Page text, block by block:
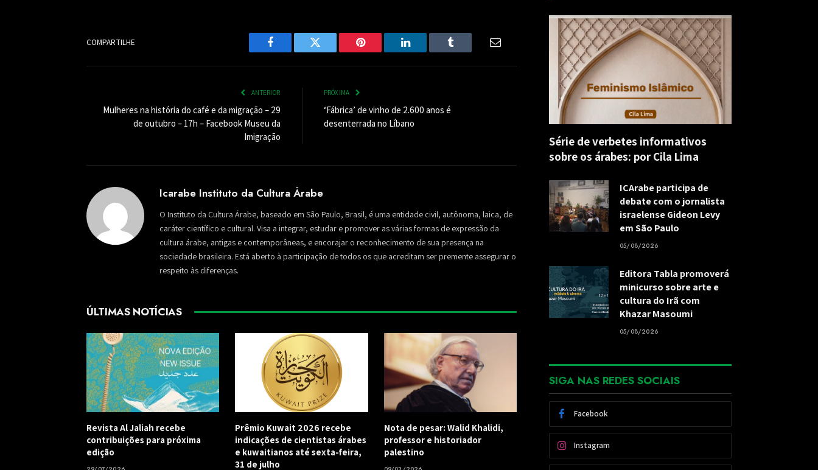
COMPARTILHE
Facebook Twitter Pinterest LinkedIn Tumblr Email
ANTERIOR
Mulheres na história do café e da migração – 29
de outubro – 17h – Facebook Museu da
Imigração
PRÓXIMA
‘Fábrica’ de vinho de 2.600 anos é
desenterrada no Líbano
Icarabe Instituto da Cultura Árabe
O Instituto da Cultura Árabe, baseado em São Paulo, Brasil, é uma entidade civil, autônoma, laica, de
caráter científico e cultural. Visa a integrar, estudar e promover as várias formas de expressão da
cultura árabe, antigas e contemporâneas, e encorajar o reconhecimento de sua presença na
sociedade brasileira. Está aberto à participação de todos os que acreditam ser premente assegurar o
respeito às diferenças.
ÚLTIMAS NOTÍCIAS
Revista Al Jaliah recebe
contribuições para próxima
edição
Prêmio Kuwait 2026 recebe
indicações de cientistas árabes
e kuwaitianos até sexta-feira,
31 de julho
Nota de pesar: Walid Khalidi,
professor e historiador
palestino
Série de verbetes informativos
sobre os árabes: por Cila Lima
ICArabe participa de
debate com o jornalista
israelense Gideon Levy
em São Paulo
05/08/2026
Editora Tabla promoverá
minicurso sobre arte e
cultura do Irã com
Khazar Masoumi
05/08/2026
SIGA NAS REDES SOCIAIS
Facebook
Instagram